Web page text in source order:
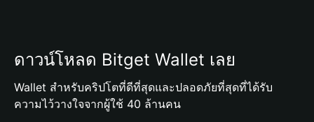
ดาวน์โหลด Bitget Wallet เลย
Wallet สำหรับคริปโตที่ดีที่สุดและปลอดภัยที่สุดที่ได้รับ
ความไว้วางใจจากผู้ใช้ 40 ล้านคน